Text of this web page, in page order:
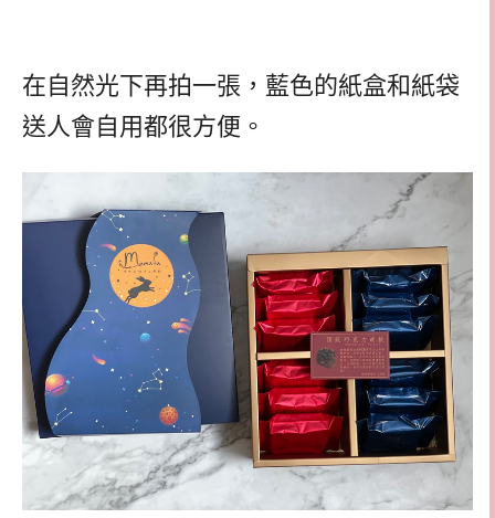
在自然光下再拍一張，藍色的紙盒和紙袋
送人會自用都很方便。